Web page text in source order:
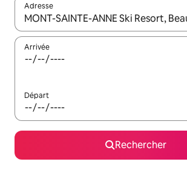
Adresse
Lorsque les résultats s'affichent, utilisez
Arrivée
Départ
Rechercher